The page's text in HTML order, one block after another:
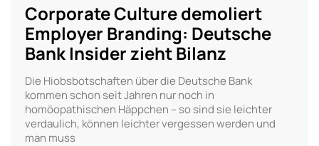
Corporate Culture demoliert
Employer Branding: Deutsche
Bank Insider zieht Bilanz
Die Hiobsbotschaften über die Deutsche Bank
kommen schon seit Jahren nur noch in
homöopathischen Häppchen – so sind sie leichter
verdaulich, können leichter vergessen werden und
man muss